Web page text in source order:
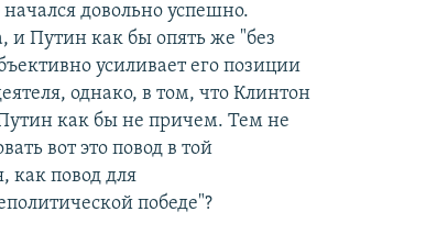
довольно успешно.
и Путин как бы опять же "без
усиливает его позиции
однако, в том, что Клинтон
как бы не причем. Тем не
вот это повод в той
как повод для
победе"?